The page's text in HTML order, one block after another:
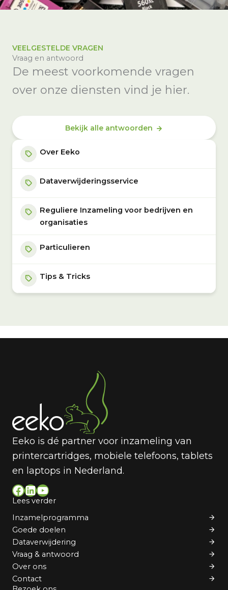
VEELGESTELDE VRAGEN
Vraag en antwoord
De meest voorkomende vragen
over onze diensten vind je hier.
Bekijk alle antwoorden
Over Eeko
Dataverwijderingsservice
Reguliere Inzameling voor bedrijven en
organisaties
Particulieren
Tips & Tricks
Eeko is dé partner voor inzameling van
printercartridges, mobiele telefoons, tablets
en laptops in Nederland.
Facebook LinkedIn YouTube
Lees verder
Inzamelprogramma
Goede doelen
Dataverwijdering
Vraag & antwoord
Over ons
Contact